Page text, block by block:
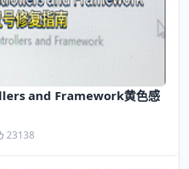
and Framework黄色感
23138